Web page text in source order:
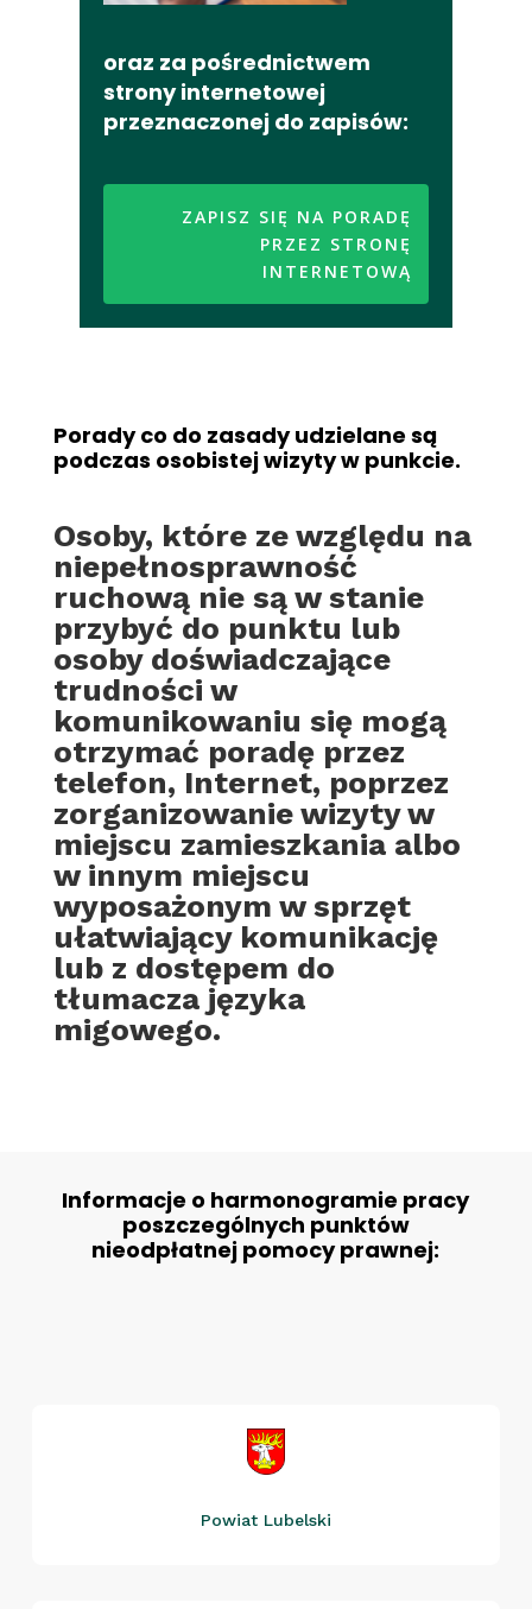
oraz za pośrednictwem
strony internetowej
przeznaczonej do zapisów:
ZAPISZ SIĘ NA PORADĘ
PRZEZ STRONĘ
INTERNETOWĄ
Porady co do zasady udzielane są
podczas osobistej wizyty w punkcie.
Osoby, które ze względu na
niepełnosprawność
ruchową nie są w stanie
przybyć do punktu lub
osoby doświadczające
trudności w
komunikowaniu się mogą
otrzymać poradę przez
telefon, Internet, poprzez
zorganizowanie wizyty w
miejscu zamieszkania albo
w innym miejscu
wyposażonym w sprzęt
ułatwiający komunikację
lub z dostępem do
tłumacza języka
migowego.
Informacje o harmonogramie pracy
poszczególnych punktów
nieodpłatnej pomocy prawnej:
Powiat Lubelski